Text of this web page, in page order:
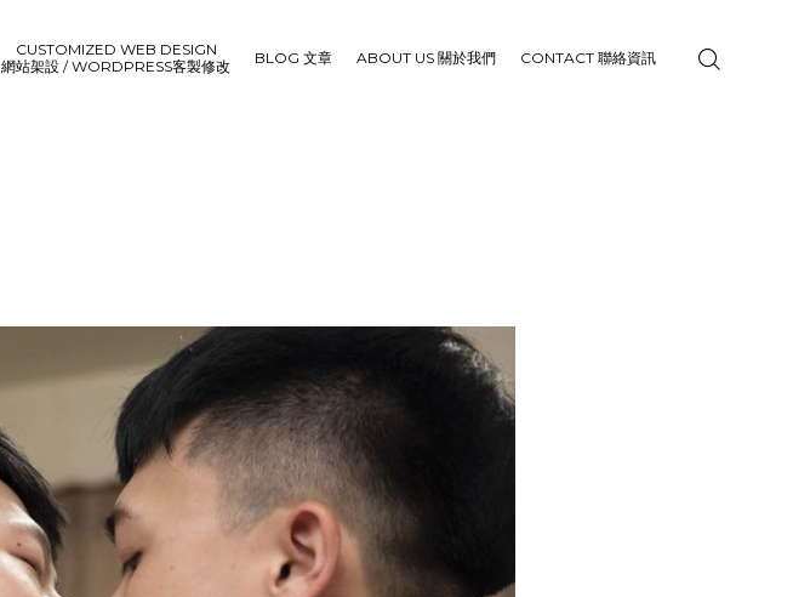
CUSTOMIZED WEB DESIGN
網站架設 / WORDPRESS客製修改
BLOG 文章 ABOUT US 關於我們 CONTACT 聯絡資訊